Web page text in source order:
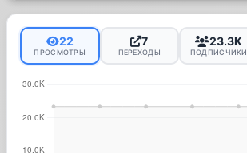
22
ПРОСМОТРЫ
7
ПЕРЕХОДЫ
23.3K
ПОДПИСЧИКИ